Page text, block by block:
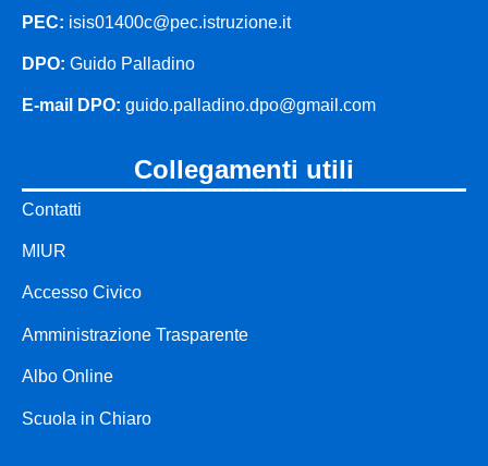
presentazione
chi siamo
le nostre sedi
scolastico
segreteria
i numeri della
scuola
PEC: isis01400c@pec.istruzione.it
DPO: Guido Palladino
E-mail DPO: guido.palladino.dpo@gmail.com
collegamenti utili
Contatti
MIUR
Accesso Civico
Amministrazione Trasparente
Albo Online
Scuola in Chiaro